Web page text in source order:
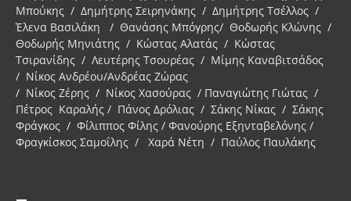
Μπούκης / Δημήτρης Σειρηνάκης / Δημήτρης Τσέλλος /
Έλενα Βασιλάκη / Θανάσης Μπόγρης/ Θοδωρής Κλώνης /
Θοδωρής Μηνιάτης / Κώστας Αλατάς / Κώστας
Τσιρανίδης / Λευτέρης Τσουρέας / Μίμης Καναβιτσάδος
/ Νίκος Ανδρέου/Ανδρέας Ζώρας
/ Νίκος Ζέρης / Νίκος Χασούρας / Παναγιώτης Γιώτας /
Πέτρος Καραλής / Πάνος Δρόλιας / Σάκης Νίκας / Σάκης
Φράγκος / Φίλιππος Φίλης / Φανούρης Εξηνταβελόνης /
Φραγκίσκος Σαμοΐλης / Χαρά Νέτη / Παύλος Παυλάκης